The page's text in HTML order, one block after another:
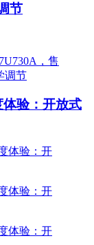
节
验：开放式